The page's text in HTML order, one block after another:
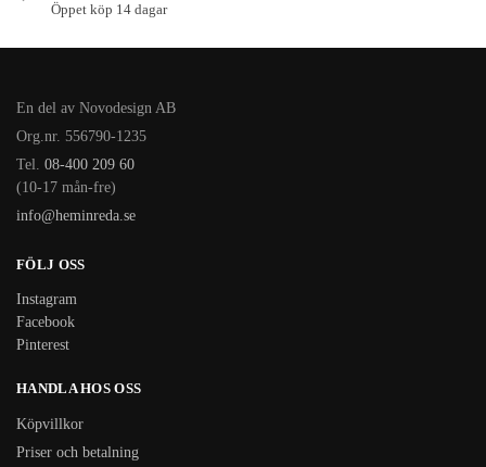
Öppet köp 14 dagar
En del av Novodesign AB
Org.nr. 556790-1235
Tel. 08-400 209 60
(10-17 mån-fre)
info@heminreda.se
FÖLJ OSS
Instagram
Facebook
Pinterest
HANDLA HOS OSS
Köpvillkor
Priser och betalning